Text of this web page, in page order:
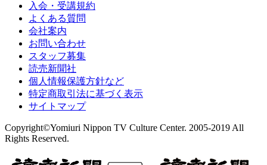
入会・受講規約
よくある質問
会社案内
お問い合わせ
スタッフ募集
読売新聞社
個人情報保護方針など
特定商取引法に基づく表示
サイトマップ
Copyright©Yomiuri Nippon TV Culture Center. 2005-2019 All
Rights Reserved.